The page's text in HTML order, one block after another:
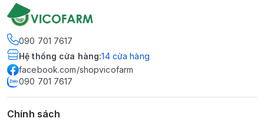
090 701 7617
Hệ thống cửa hàng:14 cửa hàng
facebook.com/shopvicofarm
090 701 7617
Chính sách